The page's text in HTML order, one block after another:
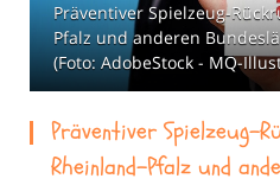
Präventiver Spielzeug-
Pfalz und anderen
(Foto: AdobeStock - MQ-
Präventiver Spielzeug-
Rheinland-Pfalz und